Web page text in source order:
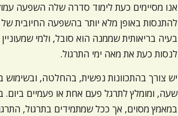
אנו מסיימים כעת לימוד סדרה שלה השפעה
להתנסות באופן מלא יותר בהשפעה החיובית של
בעיה בריאותית שממנה הוא סובל, ולמי
לנסות כעת את מאה ימי התרגול.
יש צורך בהתכוונות נפשית, בהחלטה, ובשימוש
שעה, ומומלץ לתרגל פעם אחת או פעמיים
במאמץ מסוים, אך ככל שמתמידים בתרגול,